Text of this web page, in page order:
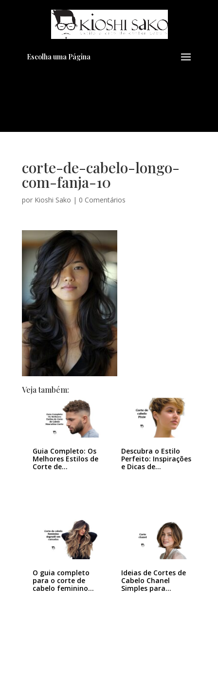
Escolha uma Página
corte-de-cabelo-longo-
com-fanja-10
por Kioshi Sako | 0 Comentários
Veja também:
Guia Completo: Os
Melhores Estilos de
Corte de…
Descubra o Estilo
Perfeito: Inspirações
e Dicas de…
O guia completo
para o corte de
cabelo feminino…
Ideias de Cortes de
Cabelo Chanel
Simples para…
Pensando em transformar seu
Visual??